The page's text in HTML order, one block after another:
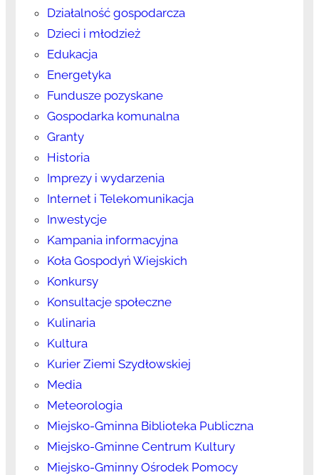
Działalność gospodarcza
Dzieci i młodzież
Edukacja
Energetyka
Fundusze pozyskane
Gospodarka komunalna
Granty
Historia
Imprezy i wydarzenia
Internet i Telekomunikacja
Inwestycje
Kampania informacyjna
Koła Gospodyń Wiejskich
Konkursy
Konsultacje społeczne
Kulinaria
Kultura
Kurier Ziemi Szydłowskiej
Media
Meteorologia
Miejsko-Gminna Biblioteka Publiczna
Miejsko-Gminne Centrum Kultury
Miejsko-Gminny Ośrodek Pomocy